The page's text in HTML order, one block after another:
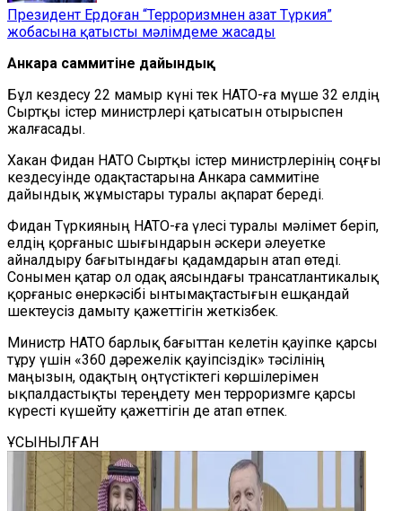
Президент Ердоған “Терроризмнен азат Түркия”
жобасына қатысты мәлімдеме жасады
Анкара саммитіне дайындық
Бұл кездесу 22 мамыр күні тек НАТО-ға мүше 32 елдің
Сыртқы істер министрлері қатысатын отырыспен
жалғасады.
Хакан Фидан НАТО Сыртқы істер министрлерінің соңғы
кездесуінде одақтастарына Анкара саммитіне
дайындық жұмыстары туралы ақпарат береді.
Фидан Түркияның НАТО-ға үлесі туралы мәлімет беріп,
елдің қорғаныс шығындарын әскери әлеуетке
айналдыру бағытындағы қадамдарын атап өтеді.
Сонымен қатар ол одақ аясындағы трансатлантикалық
қорғаныс өнеркәсібі ынтымақтастығын ешқандай
шектеусіз дамыту қажеттігін жеткізбек.
Министр НАТО барлық бағыттан келетін қауіпке қарсы
тұру үшін «360 дәрежелік қауіпсіздік» тәсілінің
маңызын, одақтың оңтүстіктегі көршілерімен
ықпалдастықты тереңдету мен терроризмге қарсы
күресті күшейту қажеттігін де атап өтпек.
ҰСЫНЫЛҒАН